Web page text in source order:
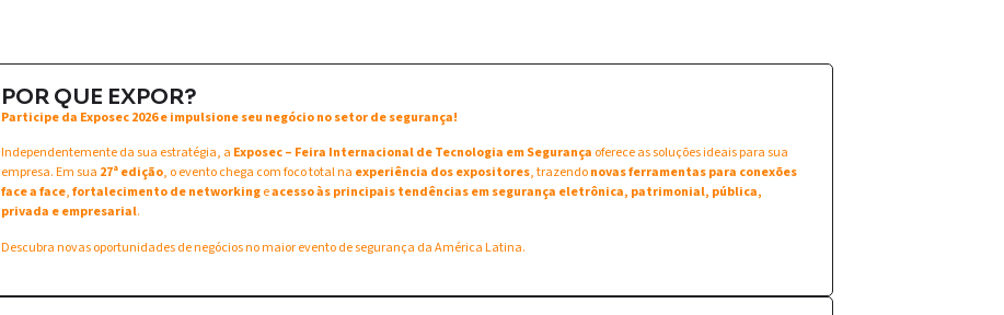
POR QUE EXPOR?
Participe da Exposec 2026 e impulsione seu negócio no setor de segurança!
Independentemente da sua estratégia, a Exposec – Feira Internacional de Tecnologia em Segurança oferece as soluções ideais para sua
empresa. Em sua 27ª edição, o evento chega com foco total na experiência dos expositores, trazendonovas ferramentas para conexões
face a face,fortalecimento de networkingeacesso às principais tendências em segurança eletrônica, patrimonial, pública,
privada e empresarial.
Descubra novas oportunidades de negócios no maior evento de segurança da América Latina.